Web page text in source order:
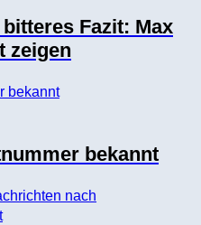
Fazit: Max
zeigen
bekannt